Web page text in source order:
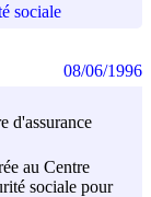
sociale
d'assurance
au Centre
sociale pour
08/06/1996